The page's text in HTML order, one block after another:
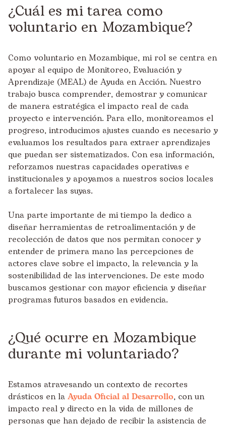
¿Cuál es mi tarea como
voluntario en Mozambique?
Como voluntario en Mozambique, mi rol se centra en
apoyar al equipo de Monitoreo, Evaluación y
Aprendizaje (MEAL) de Ayuda en Acción. Nuestro
trabajo busca comprender, demostrar y comunicar
de manera estratégica el impacto real de cada
proyecto e intervención. Para ello, monitoreamos el
progreso, introducimos ajustes cuando es necesario y
evaluamos los resultados para extraer aprendizajes
que puedan ser sistematizados. Con esa información,
reforzamos nuestras capacidades operativas e
institucionales y apoyamos a nuestros socios locales
a fortalecer las suyas.
Una parte importante de mi tiempo la dedico a
diseñar herramientas de retroalimentación y de
recolección de datos que nos permitan conocer y
entender de primera mano las percepciones de
actores clave sobre el impacto, la relevancia y la
sostenibilidad de las intervenciones. De este modo
buscamos gestionar con mayor eficiencia y diseñar
programas futuros basados en evidencia.
¿Qué ocurre en Mozambique
durante mi voluntariado?
Estamos atravesando un contexto de recortes
drásticos en la Ayuda Oficial al Desarrollo, con un
impacto real y directo en la vida de millones de
personas que han dejado de recibir la asistencia de